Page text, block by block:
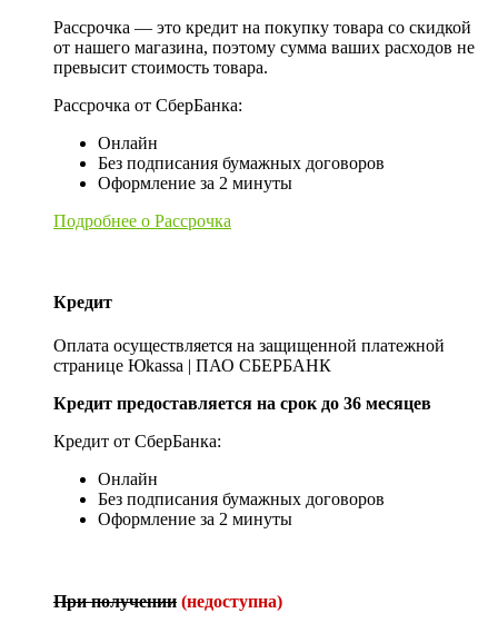
Рассрочка — это кредит на покупку товара со скидкой
от нашего магазина, поэтому сумма ваших расходов не
превысит стоимость товара.
Рассрочка от СберБанка:
Онлайн
Без подписания бумажных договоров
Оформление за 2 минуты
Подробнее о Рассрочка
Кредит
Оплата осуществляется на защищенной платежной
странице Юkassa | ПАО СБЕРБАНК
Кредит предоставляется на срок до 36 месяцев
Кредит от СберБанка:
Онлайн
Без подписания бумажных договоров
Оформление за 2 минуты
При получении (недоступна)